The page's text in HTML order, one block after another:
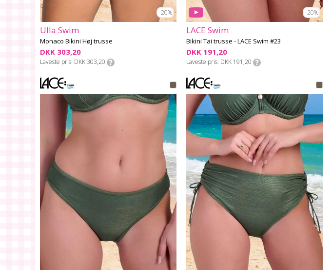
-20%
Ulla Swim
Monaco Bikini Høj trusse
DKK 303,20
Laveste pris DKK 303,20
-20%
LACE Swim
Bikini Tai trusse - LACE Swim #23
DKK 191,20
Laveste pris DKK 191,20